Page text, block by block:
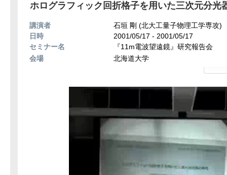
ホログラフィック回折格子を用いた三次元分光
講演者
石垣 剛 (北大工量子物理工学専攻)
日時
2001/05/17 - 2001/05/17
セミナー名
『11m電波望遠鏡』研究報告会
会場
北海道大学